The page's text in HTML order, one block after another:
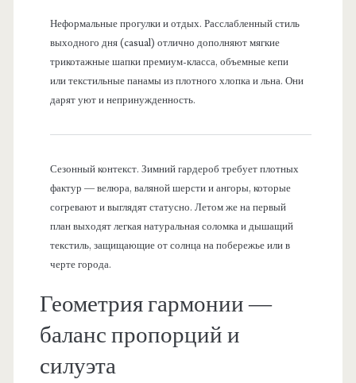
Неформальные прогулки и отдых. Расслабленный стиль
выходного дня (casual) отлично дополняют мягкие
трикотажные шапки премиум-класса, объемные кепи
или текстильные панамы из плотного хлопка и льна. Они
дарят уют и непринужденность.
Сезонный контекст. Зимний гардероб требует плотных
фактур — велюра, валяной шерсти и ангоры, которые
согревают и выглядят статусно. Летом же на первый
план выходят легкая натуральная соломка и дышащий
текстиль, защищающие от солнца на побережье или в
черте города.
Геометрия гармонии —
баланс пропорций и
силуэта